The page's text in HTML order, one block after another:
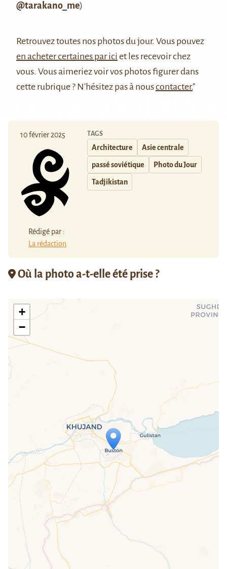
@tarakano_me)
Retrouveztoutes nos photos du jour. Vous pouvez
en acheter certaines par ici et les recevoir chez
vous. Vous aimeriez voir vos photos figurer dans
cette rubrique ? N'hésitez pas à nouscontacter."
10 février 2025
Rédigé par :
La rédaction
TAGS
Architecture Asie centrale
passé soviétique Photo du Jour
Tadjikistan
Où la photo a-t-elle été prise ?
Travelers' Map is loading...
If you see this after your page is
loaded completely, leafletJS files are
missing.
+
−